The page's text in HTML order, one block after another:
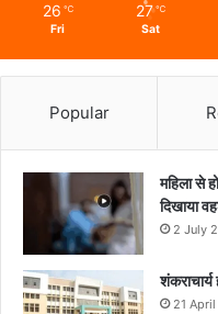
26 ℃
Fri
27 ℃
Sat
Popular
महिला से
दिखाया
2 July
21